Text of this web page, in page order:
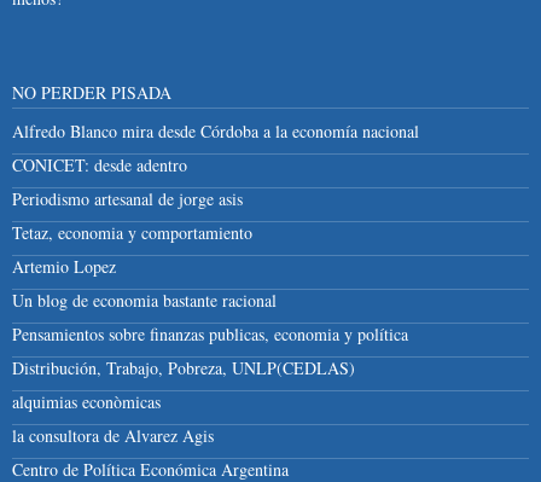
NO PERDER PISADA
Alfredo Blanco mira desde Córdoba a la economía nacional
CONICET: desde adentro
Periodismo artesanal de jorge asis
Tetaz, economia y comportamiento
Artemio Lopez
Un blog de economia bastante racional
Pensamientos sobre finanzas publicas, economia y política
Distribución, Trabajo, Pobreza, UNLP(CEDLAS)
alquimias econòmicas
la consultora de Alvarez Agis
Centro de Política Económica Argentina